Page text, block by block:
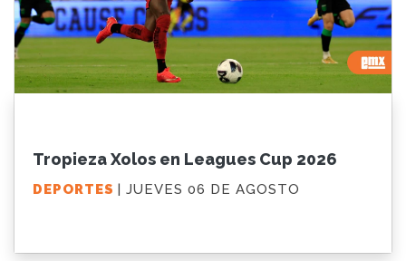
Tropieza Xolos en Leagues Cup 2026
DEPORTES | JUEVES 06 DE AGOSTO